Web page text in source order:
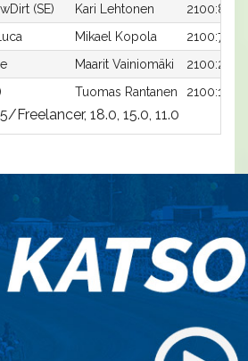
(SE) Kari Lehtonen
2100:8
Mikael Kopola
2100:7
Maarit Vainiomäki
2100:2
Tuomas Rantanen 2100:12
Freelancer, 18.0, 15.0, 11.0